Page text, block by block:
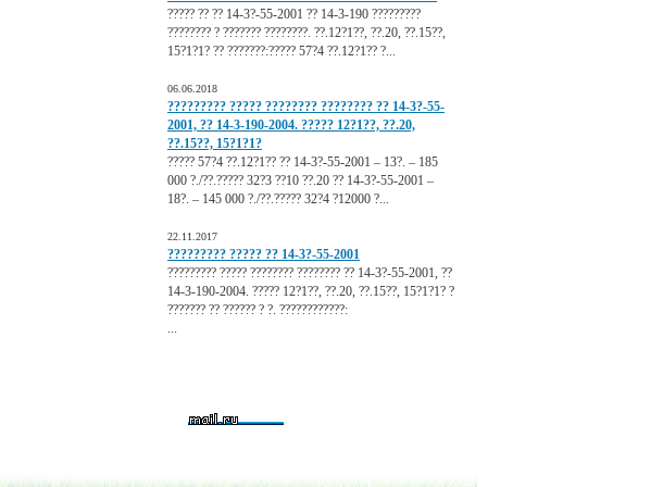
????? ?? ?? 14-3?-55-2001 ?? 14-3-190 ?????????
???????? ? ??????? ????????. ??.12?1??, ??.20, ??.15??,
15?1?1? ?? ???????:????? 57?4 ??.12?1?? ?...
06.06.2018
????????? ????? ???????? ???????? ?? 14-3?-55-
2001, ?? 14-3-190-2004. ????? 12?1??, ??.20,
??.15??, 15?1?1?
????? 57?4 ??.12?1?? ?? 14-3?-55-2001 – 13?. – 185
000 ?./??.????? 32?3 ??10 ??.20 ?? 14-3?-55-2001 –
18?. – 145 000 ?./??.????? 32?4 ?12000 ?...
22.11.2017
????????? ????? ?? 14-3?-55-2001
????????? ????? ???????? ???????? ?? 14-3?-55-2001, ??
14-3-190-2004. ????? 12?1??, ??.20, ??.15??, 15?1?1? ?
??????? ?? ?????? ? ?. ????????????:
...